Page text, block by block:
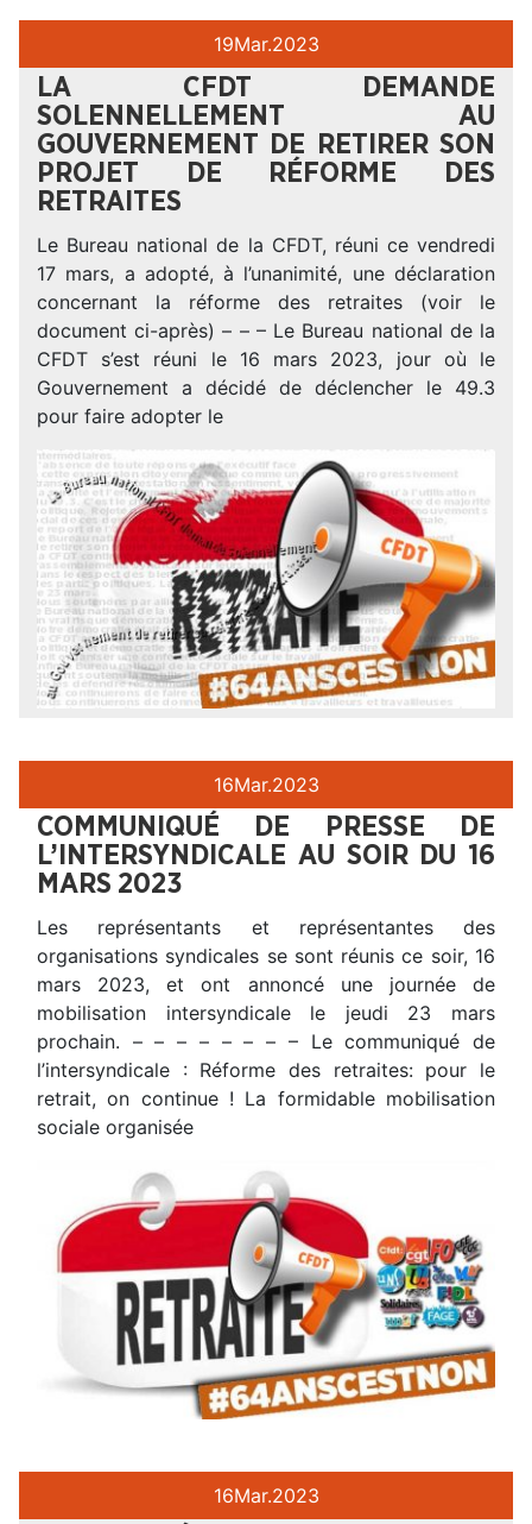
19Mar.2023
LA CFDT DEMANDE
SOLENNELLEMENT AU
GOUVERNEMENT DE RETIRER SON
PROJET DE RÉFORME DES
RETRAITES
Le Bureau national de la CFDT, réuni ce vendredi
17 mars, a adopté, à l’unanimité, une déclaration
concernant la réforme des retraites (voir le
document ci-après) – – – Le Bureau national de la
CFDT s’est réuni le 16 mars 2023, jour où le
Gouvernement a décidé de déclencher le 49.3
pour faire adopter le
16Mar.2023
COMMUNIQUÉ DE PRESSE DE
L’INTERSYNDICALE AU SOIR DU 16
MARS 2023
Les représentants et représentantes des
organisations syndicales se sont réunis ce soir, 16
mars 2023, et ont annoncé une journée de
mobilisation intersyndicale le jeudi 23 mars
prochain. – – – – – – – – Le communiqué de
l’intersyndicale : Réforme des retraites: pour le
retrait, on continue ! La formidable mobilisation
sociale organisée
16Mar.2023